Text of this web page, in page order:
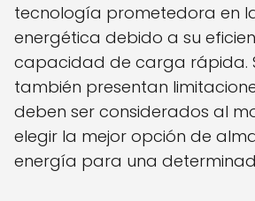
tecnología prometedora en
energética debido a su
capacidad de carga rápida.
también presentan
deben ser considerados al
elegir la mejor opción de
energía para una